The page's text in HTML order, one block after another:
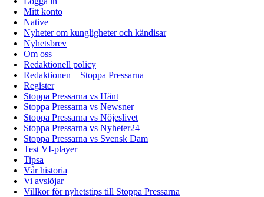
Mitt konto
Native
Nyheter om kungligheter och kändisar
Nyhetsbrev
Om oss
Redaktionell policy
Redaktionen – Stoppa Pressarna
Register
Stoppa Pressarna vs Hänt
Stoppa Pressarna vs Newsner
Stoppa Pressarna vs Nöjeslivet
Stoppa Pressarna vs Nyheter24
Stoppa Pressarna vs Svensk Dam
Test VI-player
Tipsa
Vår historia
Vi avslöjar
Villkor för nyhetstips till Stoppa Pressarna